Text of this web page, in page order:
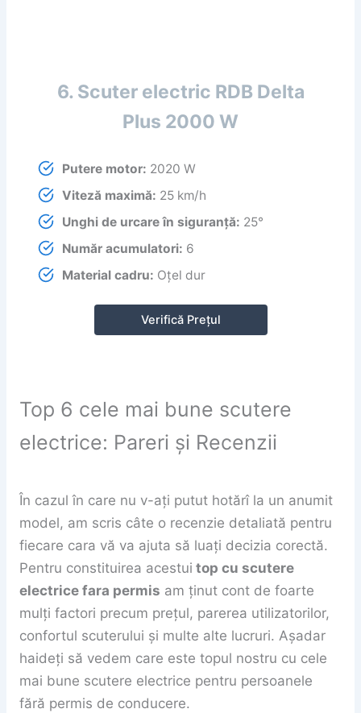
6. Scuter electric RDB Delta
Plus 2000 W
Putere motor: 2020 W
Viteză maximă: 25 km/h
Unghi de urcare în siguranță: 25°
Număr acumulatori: 6
Material cadru: Oțel dur
Verifică Prețul
Top 6 cele mai bune scutere
electrice: Pareri și Recenzii
În cazul în care nu v-ați putut hotărî la un anumit
model, am scris câte o recenzie detaliată pentru
fiecare cara vă va ajuta să luați decizia corectă.
Pentru constituirea acestui top cu scutere
electrice fara permis am ținut cont de foarte
mulți factori precum prețul, parerea utilizatorilor,
confortul scuterului și multe alte lucruri. Așadar
haideți să vedem care este topul nostru cu cele
mai bune scutere electrice pentru persoanele
fără permis de conducere.